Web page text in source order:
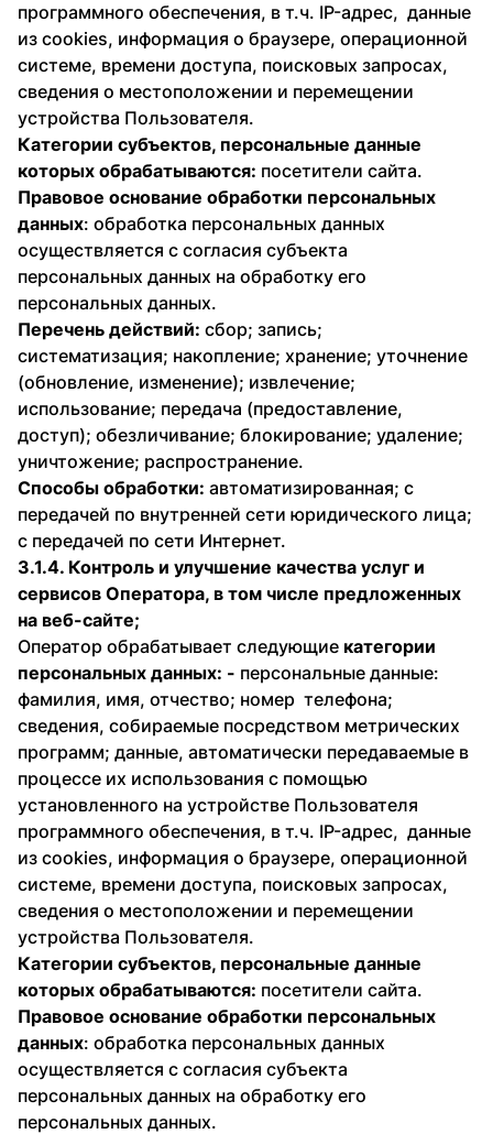
программного обеспечения, в т.ч. IP-адрес, данные
из cookies, информация о браузере, операционной
системе, времени доступа, поисковых запросах,
сведения о местоположении и перемещении
устройства Пользователя.
Категории субъектов, персональные данные
которых обрабатываются: посетители сайта.
Правовое основание обработки персональных
данных: обработка персональных данных
осуществляется с согласия субъекта
персональных данных на обработку его
персональных данных.
Перечень действий: сбор; запись;
систематизация; накопление; хранение; уточнение
(обновление, изменение); извлечение;
использование; передача (предоставление,
доступ); обезличивание; блокирование; удаление;
уничтожение; распространение.
Способы обработки: автоматизированная; с
передачей по внутренней сети юридического лица;
с передачей по сети Интернет.
3.1.4. Контроль и улучшение качества услуг и
сервисов Оператора, в том числе предложенных
на веб-сайте;
Оператор обрабатывает следующие категории
персональных данных: - персональные данные:
фамилия, имя, отчество; номер телефона;
сведения, собираемые посредством метрических
программ; данные, автоматически передаваемые в
процессе их использования с помощью
установленного на устройстве Пользователя
программного обеспечения, в т.ч. IP-адрес, данные
из cookies, информация о браузере, операционной
системе, времени доступа, поисковых запросах,
сведения о местоположении и перемещении
устройства Пользователя.
Категории субъектов, персональные данные
которых обрабатываются: посетители сайта.
Правовое основание обработки персональных
данных: обработка персональных данных
осуществляется с согласия субъекта
персональных данных на обработку его
персональных данных.